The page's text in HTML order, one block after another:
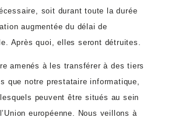
soit durant toute la durée
augmentée du délai de
Après quoi, elles seront détruites.
amenés à les transférer à des tiers
que notre prestataire informatique,
peuvent être situés au sein
européenne. Nous veillons à